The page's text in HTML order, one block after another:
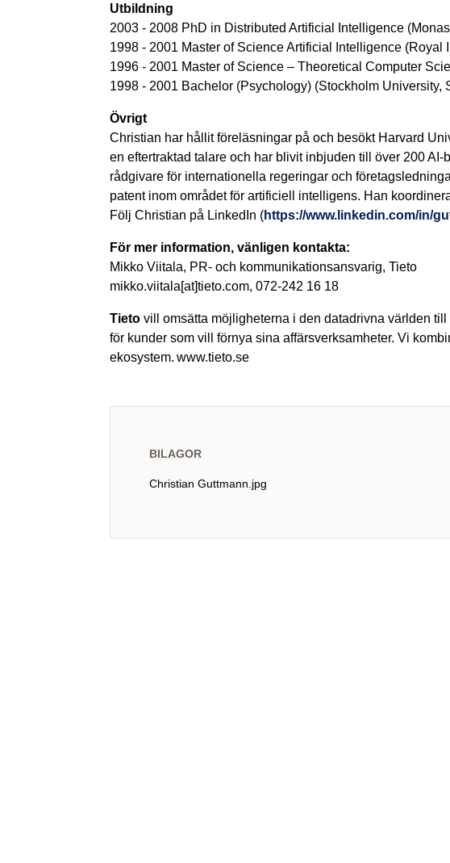
Utbildning
2003 - 2008 PhD in Distributed Artificial Intelligence
1998 - 2001 Master of Science Artificial Intelligence (Royal
1996 - 2001 Master of Science – Theoretical Computer
1998 - 2001 Bachelor (Psychology) (Stockholm University,
Övrigt
Christian har hållit föreläsningar på och besökt Harvard
en eftertraktad talare och har blivit inbjuden till över 200
rådgivare för internationella regeringar och
patent inom området för artificiell intelligens. Han
Följ Christian på LinkedIn (https://www.linkedin.com/in/
För mer information, vänligen kontakta:
Mikko Viitala, PR- och kommunikationsansvarig, Tieto
mikko.viitala[at]tieto.com, 072-242 16 18
Tieto vill omsätta möjligheterna i den datadrivna världen
för kunder som vill förnya sina affärsverksamheter. Vi
ekosystem. www.tieto.se
BILAGOR
Christian Guttmann.jpg